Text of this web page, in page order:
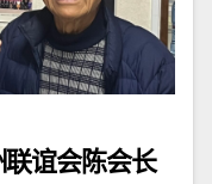
谊会陈会长